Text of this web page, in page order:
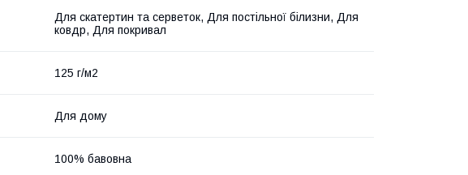
Для скатертин та серветок, Для постільної білизни, Для
ковдр, Для покривал
125 г/м2
Для дому
100% бавовна